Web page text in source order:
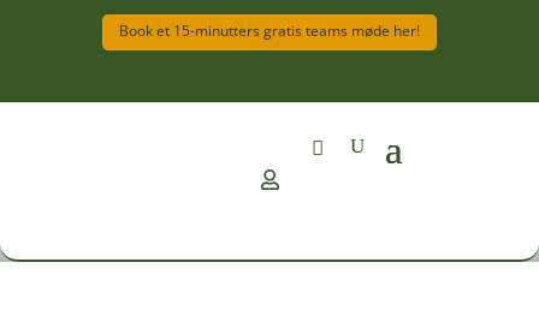
Book et 15-minutters gratis teams møde her!
